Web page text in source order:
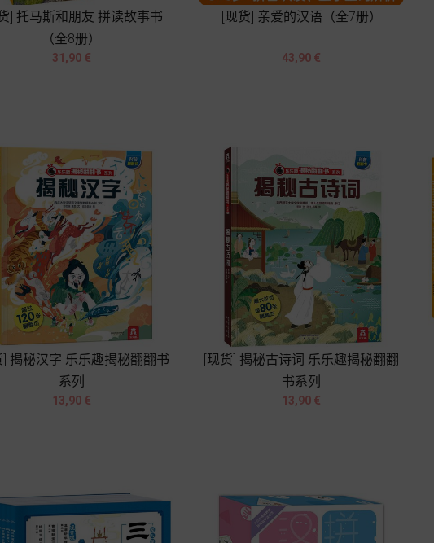
] 托马斯和朋友 拼读故事书
（全8册）
Prix
31,90 €
 
[现货] 亲爱的汉语（全7册）
Prix
43,90 €

] 揭秘汉字 乐乐趣揭秘翻翻书
系列
Prix
13,90 €

[现货] 揭秘古诗词 乐乐趣揭秘翻翻
书系列
Prix
13,90 €
